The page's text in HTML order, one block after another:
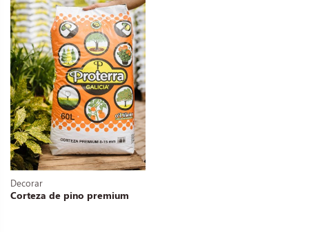
Decorar
Corteza de pino premium